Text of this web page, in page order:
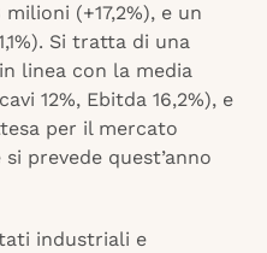
(+17,2%), e un
Si tratta di una
linea con la media
12%, Ebitda 16,2%), e
per il mercato
prevede quest’anno
industriali e